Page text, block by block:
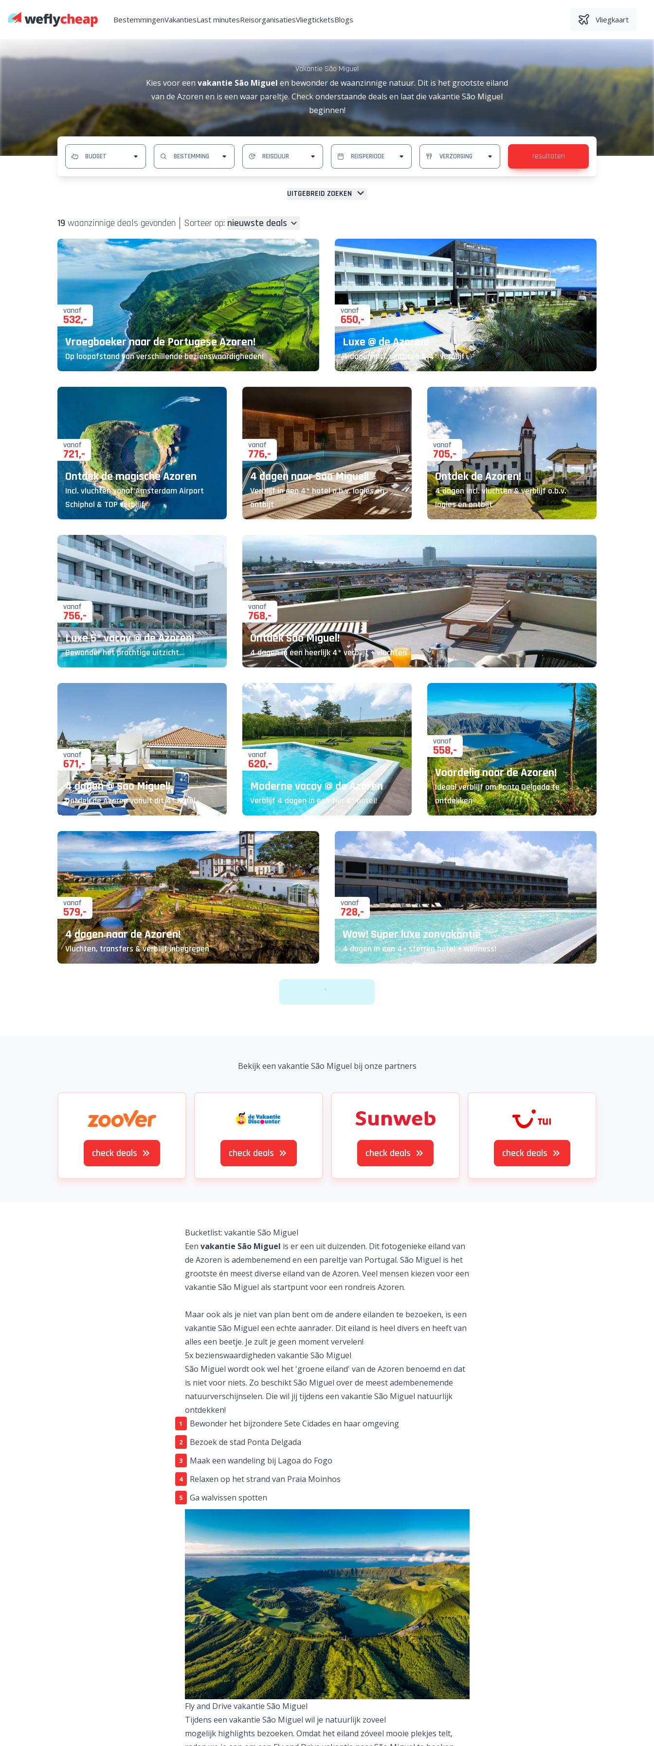
BestemmingenVakantiesLast minutesReisorganisatiesVliegticketsBlogs Vliegkaart
Vakantie São Miguel
Kies voor een vakantie São Miguel en bewonder de waanzinnige natuur. Dit is het grootste eiland
van de Azoren en is een waar pareltje. Check onderstaande deals en laat die vakantie São Miguel
beginnen!
resultaten
UITGEBREID ZOEKEN
19 waanzinnige deals gevonden Sorteer op: nieuwste deals
vanaf
532,-
Vroegboeker naar de Portugese Azoren!
Op loopafstand van verschillende bezienswaardigheden!
vanaf
650,-
Luxe @ de Azoren!
4 dagen incl. vluchten & 4* verblijf
vanaf
721,-
Ontdek de magische Azoren
Incl. vluchten vanaf Amsterdam Airport
Schiphol & TOP verblijf
vanaf
776,-
4 dagen naar Sao Miguel!
Verblijf in een 4* hotel o.b.v. logies en
ontbijt
vanaf
705,-
Ontdek de Azoren!
4 dagen incl. vluchten & verblijf o.b.v.
logies en ontbijt
vanaf
756,-
Luxe 5* vacay @ de Azoren!
Bewonder het prachtige uitzicht...
vanaf
768,-
Ontdek Sao Miguel!
4 dagen in een heerlijk 4* verblijf + vluchten
vanaf
671,-
4 dagen @ Sao Miguel!
Ontdek de Azoren vanuit dit 4* hotel
vanaf
620,-
Moderne vacay @ de Azoren
Verblijf 4 dagen in een fijn 4* hotel!
vanaf
558,-
Voordelig naar de Azoren!
Ideaal verblijf om Ponta Delgada te
ontdekken
vanaf
579,-
4 dagen naar de Azoren!
Vluchten, transfers & verblijf inbegrepen
vanaf
728,-
Wow! Super luxe zonvakantie
4 dagen in een 4+ sterren hotel + wellness!
Bekijk een vakantie São Miguel bij onze partners
check deals check deals check deals check deals
Bucketlist: vakantie São Miguel
Een vakantie São Miguel is er een uit duizenden. Dit fotogenieke eiland van
de Azoren is adembenemend en een pareltje van Portugal. São Miguel is het
grootste én meest diverse eiland van de Azoren. Veel mensen kiezen voor een
vakantie São Miguel als startpunt voor een rondreis Azoren.
Maar ook als je niet van plan bent om de andere eilanden te bezoeken, is een
vakantie São Miguel een echte aanrader. Dit eiland is heel divers en heeft van
alles een beetje. Je zult je geen moment vervelen!
5x bezienswaardigheden vakantie São Miguel
São Miguel wordt ook wel het 'groene eiland' van de Azoren benoemd en dat
is niet voor niets. Zo beschikt São Miguel over de meest adembenemende
natuurverschijnselen. Die wil jij tijdens een vakantie São Miguel natuurlijk
ontdekken!
Bewonder het bijzondere Sete Cidades en haar omgeving
Bezoek de stad Ponta Delgada
Maak een wandeling bij Lagoa do Fogo
Relaxen op het strand van Praia Moinhos
Ga walvissen spotten
Fly and Drive vakantie São Miguel
Tijdens een vakantie São Miguel wil je natuurlijk zoveel
mogelijk highlights bezoeken. Omdat het eiland zóveel mooie plekjes telt,